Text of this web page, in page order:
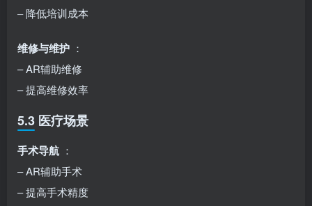
– 降低培训成本
维修与维护 ：
– AR辅助维修
– 提高维修效率
5.3 医疗场景
手术导航 ：
– AR辅助手术
– 提高手术精度